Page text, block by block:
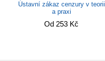
Ústavní zákaz cenzury v teorii
a praxi
Od 253 Kč